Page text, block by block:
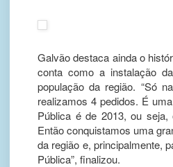
Galvão destaca ainda o
conta como a instalação
população da região. “Só
realizamos 4 pedidos. É
Pública é de 2013, ou
Então conquistamos uma
da região e, principalmente,
Pública”, finalizou.